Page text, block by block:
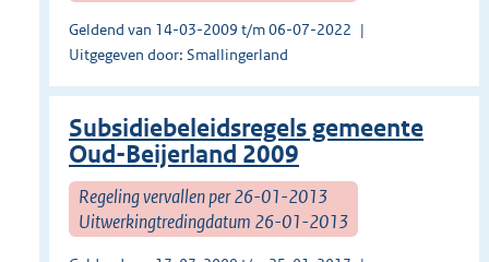
Geldend van 14-03-2009 t/m 06-07-2022
Uitgegeven door: Smallingerland
Subsidiebeleidsregels gemeente
Oud-Beijerland 2009
Regeling vervallen per 26-01-2013
Uitwerkingtredingdatum 26-01-2013